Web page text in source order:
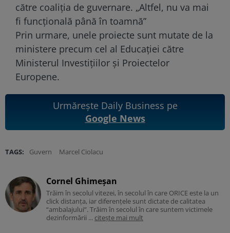
către coaliţia de guvernare. „Altfel, nu va mai
fi funcţională până în toamnă”
Prin urmare, unele proiecte sunt mutate de la
ministere precum cel al Educației către
Ministerul Investițiilor și Proiectelor
Europene.
Urmărește Daily Business pe
Google News
TAGS: Guvern Marcel Ciolacu
Cornel Ghimeșan
Trăim în secolul vitezei, în secolul în care ORICE este la un
click distanța, iar diferențele sunt dictate de calitatea
“ambalajului”. Trăim în secolul în care suntem victimele
dezinformării ... citește mai mult